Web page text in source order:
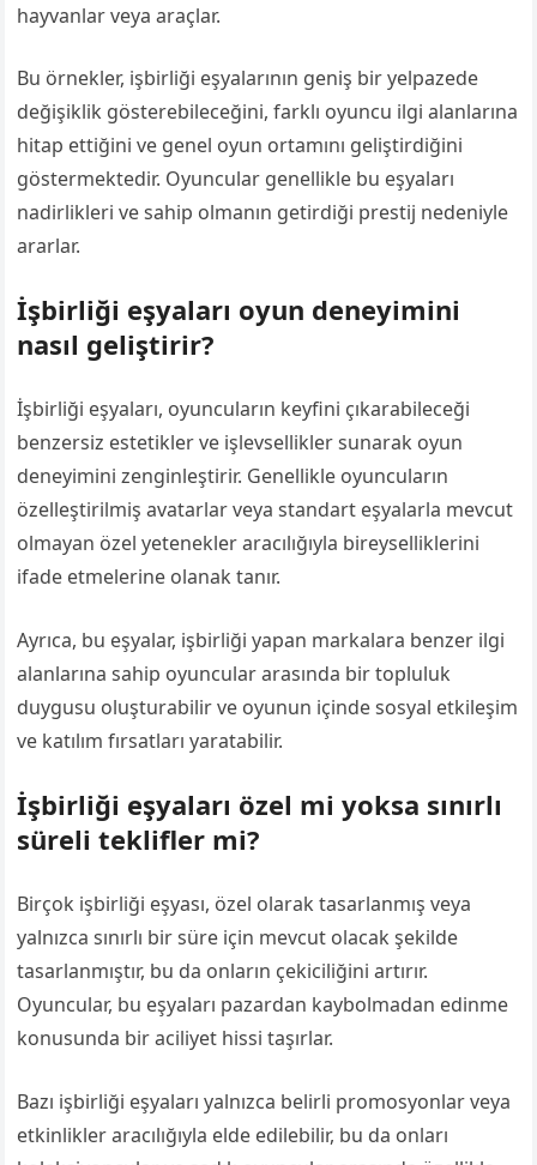
hayvanlar veya araçlar.
Bu örnekler, işbirliği eşyalarının geniş bir yelpazede
değişiklik gösterebileceğini, farklı oyuncu ilgi alanlarına
hitap ettiğini ve genel oyun ortamını geliştirdiğini
göstermektedir. Oyuncular genellikle bu eşyaları
nadirlikleri ve sahip olmanın getirdiği prestij nedeniyle
ararlar.
İşbirliği eşyaları oyun deneyimini
nasıl geliştirir?
İşbirliği eşyaları, oyuncuların keyfini çıkarabileceği
benzersiz estetikler ve işlevsellikler sunarak oyun
deneyimini zenginleştirir. Genellikle oyuncuların
özelleştirilmiş avatarlar veya standart eşyalarla mevcut
olmayan özel yetenekler aracılığıyla bireyselliklerini
ifade etmelerine olanak tanır.
Ayrıca, bu eşyalar, işbirliği yapan markalara benzer ilgi
alanlarına sahip oyuncular arasında bir topluluk
duygusu oluşturabilir ve oyunun içinde sosyal etkileşim
ve katılım fırsatları yaratabilir.
İşbirliği eşyaları özel mi yoksa sınırlı
süreli teklifler mi?
Birçok işbirliği eşyası, özel olarak tasarlanmış veya
yalnızca sınırlı bir süre için mevcut olacak şekilde
tasarlanmıştır, bu da onların çekiciliğini artırır.
Oyuncular, bu eşyaları pazardan kaybolmadan edinme
konusunda bir aciliyet hissi taşırlar.
Bazı işbirliği eşyaları yalnızca belirli promosyonlar veya
etkinlikler aracılığıyla elde edilebilir, bu da onları